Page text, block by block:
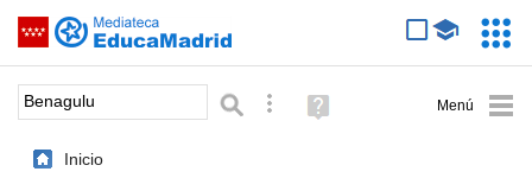
Saltar navegación
Palabra o frase: Búsqueda avanzada
Ayuda
(en
Inicio